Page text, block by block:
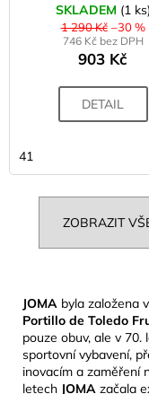
SKLADEM (1 ks)
1 290 Kč –30 %
746 Kč bez DPH
903 Kč
DETAIL
41
ZOBRAZIT
JOMA byla založena
Portillo de Toledo
pouze obuv, ale v
sportovní vybavení,
inovacím a zaměření
letech JOMA začala